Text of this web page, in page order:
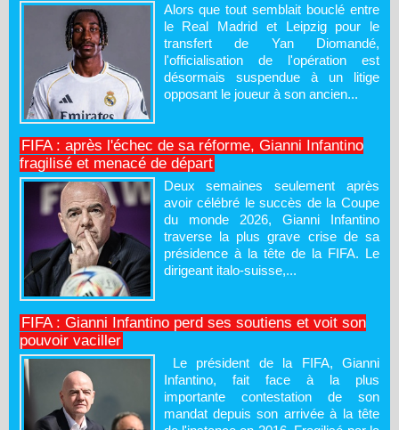
Alors que tout semblait bouclé entre
le Real Madrid et Leipzig pour le
transfert de Yan Diomandé,
l'officialisation de l'opération est
désormais suspendue à un litige
opposant le joueur à son ancien...
FIFA : après l'échec de sa réforme, Gianni Infantino
fragilisé et menacé de départ
Deux semaines seulement après
avoir célébré le succès de la Coupe
du monde 2026, Gianni Infantino
traverse la plus grave crise de sa
présidence à la tête de la FIFA. Le
dirigeant italo-suisse,...
FIFA : Gianni Infantino perd ses soutiens et voit son
pouvoir vaciller
Le président de la FIFA, Gianni
Infantino, fait face à la plus
importante contestation de son
mandat depuis son arrivée à la tête